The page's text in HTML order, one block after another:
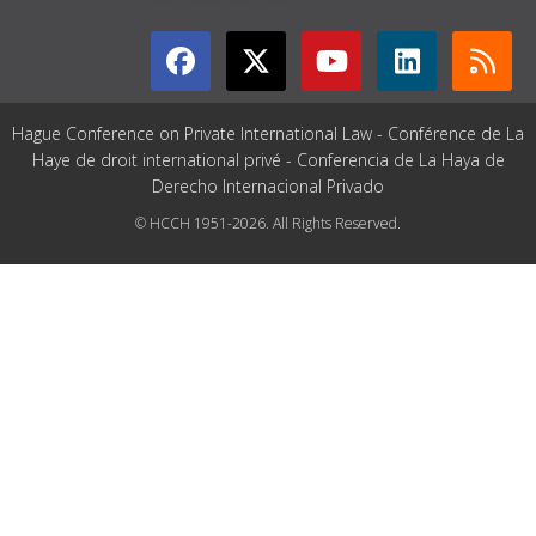
Hague Conference on Private International Law - Conférence de La
Haye de droit international privé - Conferencia de La Haya de
Derecho Internacional Privado
© HCCH 1951-2026. All Rights Reserved.